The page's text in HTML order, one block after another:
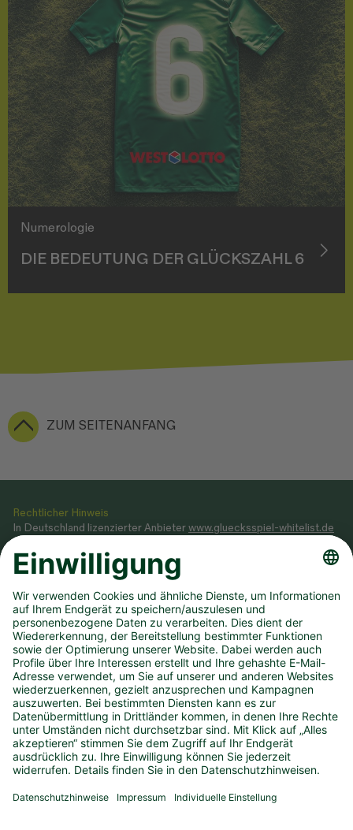
Numerologie
DIE BEDEUTUNG DER GLÜCKSZAHL 6
ZUM SEITENANFANG
Hilfreiche Links
Downloads
Newsletter
Annahmestelle finden
Spielsperre
Dauertipp kündigen
Infos zum DLTB
Karriere
Rechtlicher Hinweis
In Deutschland lizenzierter Anbieterwww.gluecksspiel-whitelist.de
Veranstaltung von Glücksspielen gemäß Glücksspielstaatsvertrag
2021, dessen Ausführungsgesetz sowie Genehmigung, erteilt durch
Teilnahme ab 18 Jahren. Glücksspiel kann süchtig machen! Hilfe und
Beratung unter BIÖG 0800 1372700 (kostenlos) oderwww.check-
dein-spiel.de.